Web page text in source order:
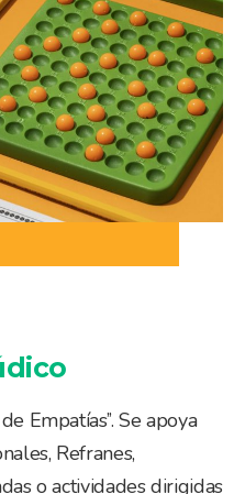
Empatías’’. Se apoya
Refranes,
o actividades dirigidas